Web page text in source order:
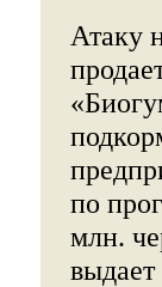
Атаку
по
млн.